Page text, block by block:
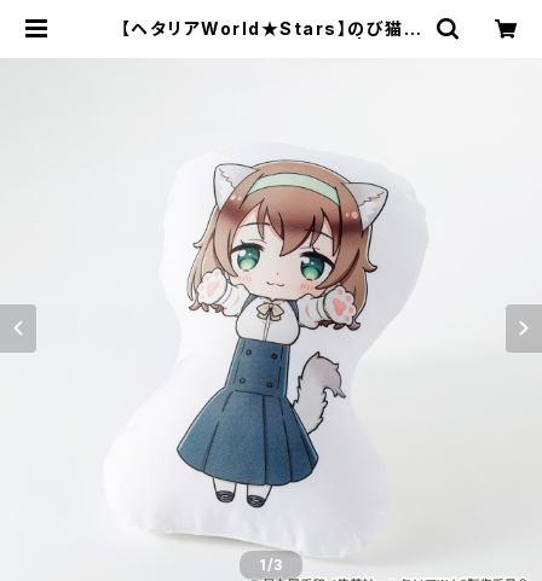
【ヘタリアWorld★Stars】のび猫ク
1/3